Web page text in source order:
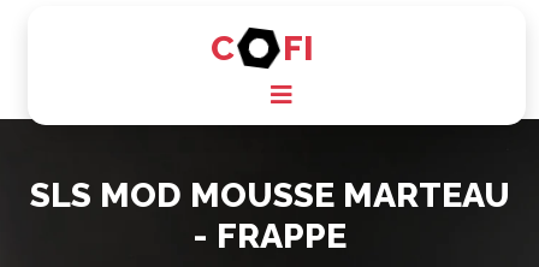
C FI
SLS MOD MOUSSE MARTEAU
- FRAPPE